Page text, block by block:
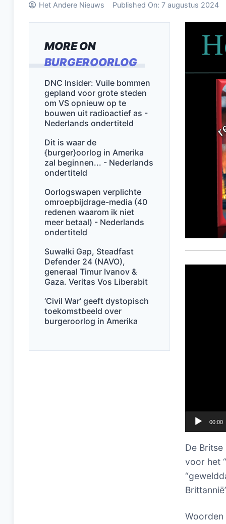
Het Andere Nieuws Published On: 7 augustus 2024
MORE ON
BURGEROORLOG
DNC Insider: Vuile bommen
gepland voor grote steden
om VS opnieuw op te
bouwen uit radioactief as -
Nederlands ondertiteld
Dit is waar de
{burger}oorlog in Amerika
zal beginnen... - Nederlands
ondertiteld
Oorlogswapen verplichte
omroepbijdrage-media (40
redenen waarom ik niet
meer betaal) - Nederlands
ondertiteld
Suwałki Gap, Steadfast
Defender 24 (NAVO),
generaal Timur Ivanov &
Gaza. Veritas Vos Liberabit
‘Civil War’ geeft dystopisch
toekomstbeeld over
burgeroorlog in Amerika
00:00
De
voor het